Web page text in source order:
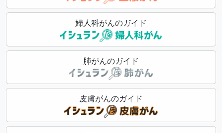
婦人科がんのガイド
肺がんのガイド
皮膚がんのガイド